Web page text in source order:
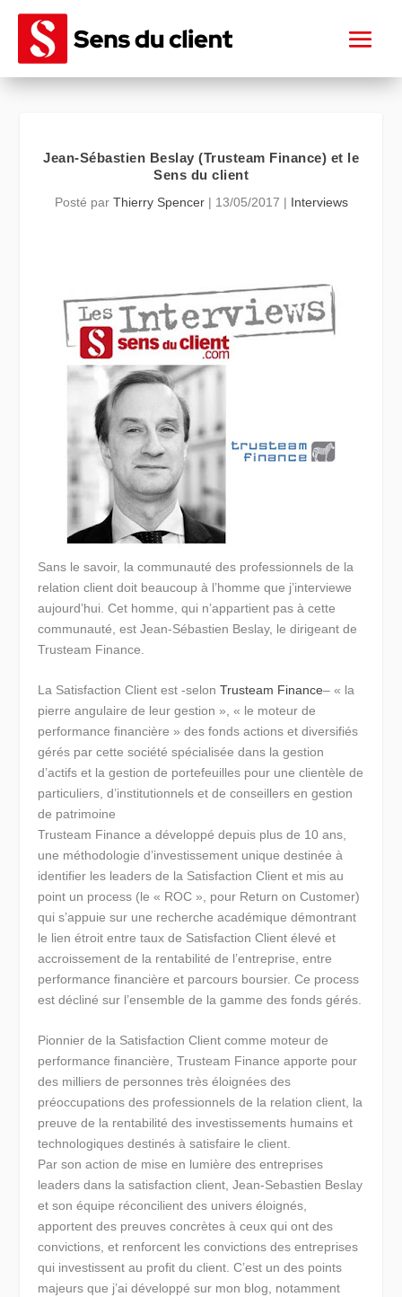
Jean-Sébastien Beslay (Trusteam Finance) et le
Sens du client
Posté par Thierry Spencer| 13/05/2017 | Interviews
Sans le savoir, la communauté des professionnels de la
relation client doit beaucoup à l’homme que j’interviewe
aujourd’hui. Cet homme, qui n’appartient pas à cette
communauté, est Jean-Sébastien Beslay, le dirigeant de
Trusteam Finance.
La Satisfaction Client est -selonTrusteam Finance– « la
pierre angulaire de leur gestion », « le moteur de
performance financière » des fonds actions et diversifiés
gérés par cette société spécialisée dans la gestion
d’actifs et la gestion de portefeuilles pour une clientèle de
particuliers, d’institutionnels et de conseillers en gestion
de patrimoine
Trusteam Finance a développé depuis plus de 10 ans,
une méthodologie d’investissement unique destinée à
identifier les leaders de la Satisfaction Client et mis au
point un process (le « ROC », pour Return on Customer)
qui s’appuie sur une recherche académique démontrant
le lien étroit entre taux de Satisfaction Client élevé et
accroissement de la rentabilité de l’entreprise, entre
performance financière et parcours boursier. Ce process
est décliné sur l’ensemble de la gamme des fonds gérés.
Pionnier de la Satisfaction Client comme moteur de
performance financière, Trusteam Finance apporte pour
des milliers de personnes très éloignées des
préoccupations des professionnels de la relation client, la
preuve de la rentabilité des investissements humains et
technologiques destinés à satisfaire le client.
Par son action de mise en lumière des entreprises
leaders dans la satisfaction client, Jean-Sebastien Beslay
et son équipe réconcilient des univers éloignés,
apportent des preuves concrètes à ceux qui ont des
convictions, et renforcent les convictions des entreprises
qui investissent au profit du client. C’est un des points
majeurs que j’ai développé sur mon blog, notamment